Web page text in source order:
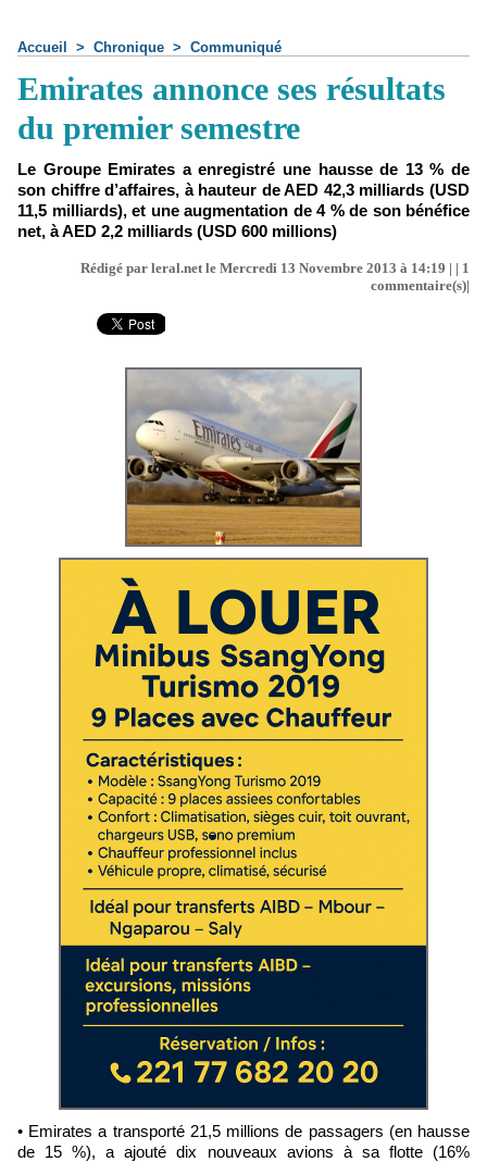
Accueil > Chronique > Communiqué
Emirates annonce ses résultats
du premier semestre
Le Groupe Emirates a enregistré une hausse de 13 % de
son chiffre d’affaires, à hauteur de AED 42,3 milliards (USD
11,5 milliards), et une augmentation de 4 % de son bénéfice
net, à AED 2,2 milliards (USD 600 millions)
Rédigé par leral.net le Mercredi 13 Novembre 2013 à 14:19 | | 1
commentaire(s)|
• Emirates a transporté 21,5 millions de passagers (en hausse
de 15 %), a ajouté dix nouveaux avions à sa flotte (16%